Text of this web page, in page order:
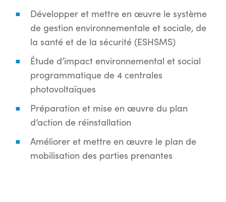
Développer et mettre en œuvre le système
de gestion environnementale et sociale, de
la santé et de la sécurité (ESHSMS)
Étude d’impact environnemental et social
programmatique de 4 centrales
photovoltaïques
Préparation et mise en œuvre du plan
d’action de réinstallation
Améliorer et mettre en œuvre le plan de
mobilisation des parties prenantes